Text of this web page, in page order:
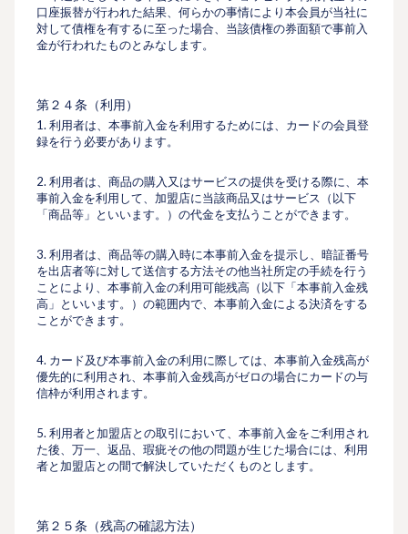
口座振替が行われた結果、何らかの事情により本会員が当社に
対して債権を有するに至った場合、当該債権の券面額で事前入
金が行われたものとみなします。
第２４条（利用）
1. 利用者は、本事前入金を利用するためには、カードの会員登
録を行う必要があります。
2. 利用者は、商品の購入又はサービスの提供を受ける際に、本
事前入金を利用して、加盟店に当該商品又はサービス（以下
「商品等」といいます。）の代金を支払うことができます。
3. 利用者は、商品等の購入時に本事前入金を提示し、暗証番号
を出店者等に対して送信する方法その他当社所定の手続を行う
ことにより、本事前入金の利用可能残高（以下「本事前入金残
高」といいます。）の範囲内で、本事前入金による決済をする
ことができます。
4. カード及び本事前入金の利用に際しては、本事前入金残高が
優先的に利用され、本事前入金残高がゼロの場合にカードの与
信枠が利用されます。
5. 利用者と加盟店との取引において、本事前入金をご利用され
た後、万一、返品、瑕疵その他の問題が生じた場合には、利用
者と加盟店との間で解決していただくものとします。
第２５条（残高の確認方法）